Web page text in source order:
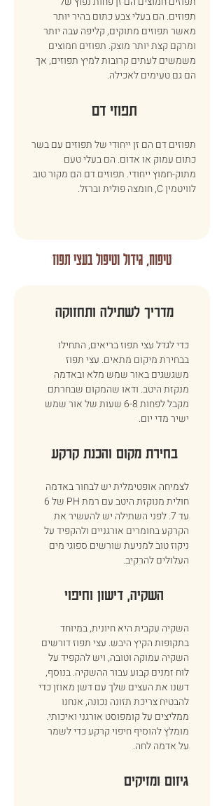
תפוזים. הם בעלי צבע כתום בהיר יותר
מאשר תפוזים מתוקים, קליפה עבה יותר
ומרקם קצת יותר מוצק. תפוזים חמוצים
משמשים לעתים קרובות למיץ תפוזים, אך
הם גם טעימים לאכילה.
תפוזי דם
תפוזים דם הם זן ייחודי של תפוזים עם בשר
כתום עמוק או אדום. הם בעלי טעם
מתוק-חמוץ ייחודי. תפוזים דם הם מקור טוב
לוויטמין C, חומצה פולית וברזל.
טיפוח, גידול וטיפול בעצי תפוז
מדריך לשתילה ותחזוקה
כדי לגדל עצי תפוז בריאים, התחילו
בבחירת מיקום מתאים. עצי תפוז
משגשגים באור שמש מלא ובאדמה
מנקזת היטב. ודאו שהמקום שבחרתם
מקבל לפחות 6-8 שעות של אור שמש
ישיר מדי יום.
בחירת מקום והכנת קרקע
לצמיחה אופטימלית יש לבחור באדמה
עד 7. לפני השתילה יש להעשיר את
הקרקע בחומרים אורגניים ולהקפיד על
ניקוז טוב למניעת שורשים ספוגי מים
העלולים להרקיב.
השקיה, דישון וחיפוי
השקיה עקבית היא חיונית, במיוחד
בתקופות הקיץ היבש. עצי תפוז דורשים
השקיה עמוקה וטובה, ויש להקפיד על
לוח זמנים קבוע עבור ההשקיה. בנוסף,
דשנו את העצים שלך עם דשן מאוזן כדי
להבטיח צריכת תזונה נכונה, אנחנו
ממליצים על קומפוסט אורגני ואיכותי.
מומלץ להוסיף חיפוי קרקע כדי לשמר
על אדמה לחה.
גיזום ומזיקים